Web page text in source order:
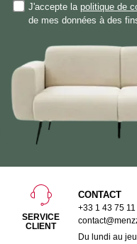
J'accepte la politique de
de mes données à des
SERVICE
CLIENT
CONTACT
+33 1 43 75
Du lundi au